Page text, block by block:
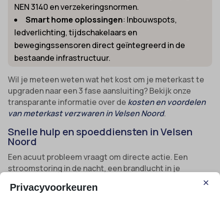
NEN 3140 en verzekeringsnormen.
Smart home oplossingen: Inbouwspots,
ledverlichting, tijdschakelaars en
bewegingssensoren direct geïntegreerd in de
bestaande infrastructuur.
Wil je meteen weten wat het kost om je meterkast te
upgraden naar een 3 fase aansluiting? Bekijk onze
transparante informatie over de kosten en voordelen
van meterkast verzwaren in Velsen Noord.
Snelle hulp en spoeddiensten in Velsen
Noord
Een acuut probleem vraagt om directe actie. Een
stroomstoring in de nacht, een brandlucht in je
meterkast of kortsluiting in de keuken – bij SA Elektro
Experts zijn we 24/7 bereikbaar, dag en nacht. Onze
Privacyvoorkeuren ×